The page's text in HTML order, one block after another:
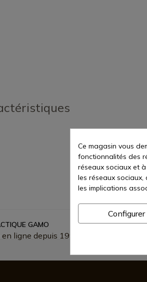
GAMO
ligne depuis 1998
Ce magasin vous
fonctionnalités des
réseaux sociaux et
les réseaux sociaux,
les implications
Configurer